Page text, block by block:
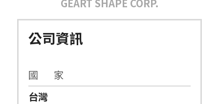
GEART SHAPE CORP.
公司資訊
國 家
台灣